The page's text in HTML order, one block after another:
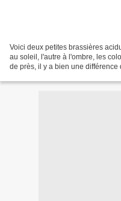
Voici deux petites brassières
au soleil, l'autre à l'ombre, les
de près, il y a bien une différence